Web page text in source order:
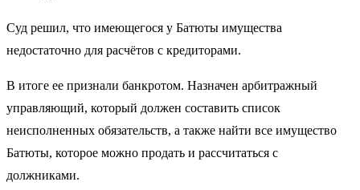
Суд решил, что имеющегося у Батюты имущества
недостаточно для расчётов с кредиторами.
В итоге ее признали банкротом. Назначен арбитражный
управляющий, который должен составить список
неисполненных обязательств, а также найти все имущество
Батюты, которое можно продать и рассчитаться с
должниками.